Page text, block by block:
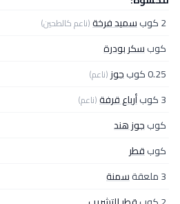
2 كوب
سميد فرخة(ناعم كالطحين)
كوبسكر بودرة
0.25 كوب
جوز (ناعم)
3 كوب أرباع قرفة(ناعم)
كوبجوز هند
كوبقطر
3 ملعقة
سمنة